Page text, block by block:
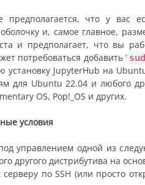
предполагается, что у вас
и, самое главное,
и предполагает, что вы
потребоваться добавить ‘
установку JupyterHub на
для Ubuntu 22.04 и любого
OS, Pop!_OS и других.
условия
управлением одной из
другого дистрибутива на
серверу по SSH (или просто